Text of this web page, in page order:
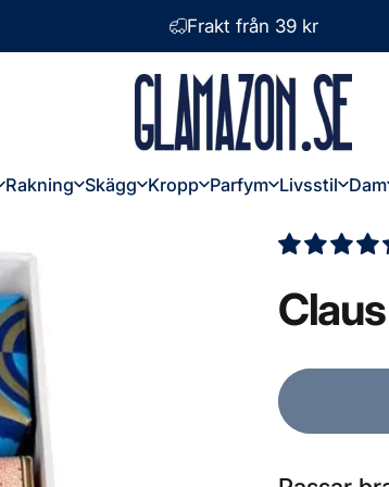
Frakt från 39 kr
Glamazon
Rakning Skägg Kropp Parfym Livsstil
Livsstil
Dam
Dam
Claus